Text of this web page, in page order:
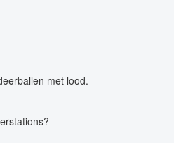
met lood.